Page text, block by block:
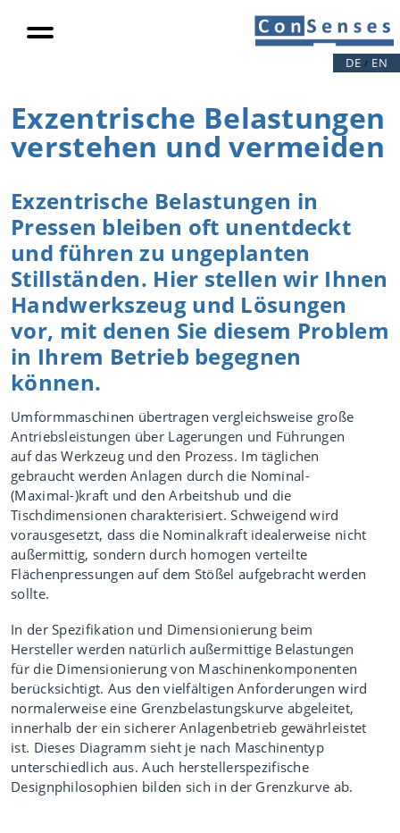
DE / EN
Exzentrische Belastungen
verstehen und vermeiden
Exzentrische Belastungen in
Pressen bleiben oft unentdeckt
und führen zu ungeplanten
Stillständen. Hier stellen wir Ihnen
Handwerkszeug und Lösungen
vor, mit denen Sie diesem Problem
in Ihrem Betrieb begegnen
können.
Umformmaschinen übertragen vergleichsweise große
Antriebsleistungen über Lagerungen und Führungen
auf das Werkzeug und den Prozess. Im täglichen
gebraucht werden Anlagen durch die Nominal-
(Maximal-)kraft und den Arbeitshub und die
Tischdimensionen charakterisiert. Schweigend wird
vorausgesetzt, dass die Nominalkraft idealerweise nicht
außermittig, sondern durch homogen verteilte
Flächenpressungen auf dem Stößel aufgebracht werden
sollte.
In der Spezifikation und Dimensionierung beim
Hersteller werden natürlich außermittige Belastungen
für die Dimensionierung von Maschinenkomponenten
berücksichtigt. Aus den vielfältigen Anforderungen wird
normalerweise eine Grenzbelastungskurve abgeleitet,
innerhalb der ein sicherer Anlagenbetrieb gewährleistet
ist. Dieses Diagramm sieht je nach Maschinentyp
unterschiedlich aus. Auch herstellerspezifische
Designphilosophien bilden sich in der Grenzkurve ab.